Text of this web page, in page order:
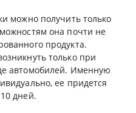
можно получить только
она почти не
продукта.
только при
автомобилей. Именную
ее придется
дней.